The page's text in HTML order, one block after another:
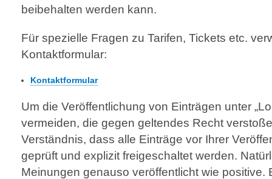
beibehalten werden kann.
Für spezielle Fragen zu Tarifen, Tickets etc.
Kontakt­formular:
Kontaktformular
Um die Veröffentlichung von Einträgen unter
vermeiden, die gegen geltendes Recht
Verständnis, dass alle Einträge vor Ihrer
geprüft und explizit freigeschaltet werden.
Meinungen genauso veröffentlicht wie positive.